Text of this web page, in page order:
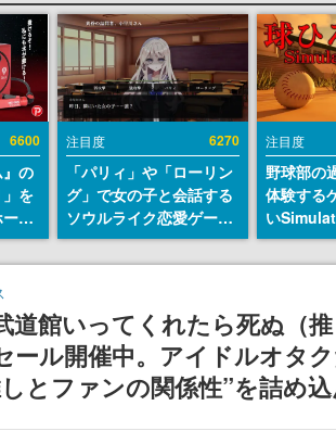
6600
』の
を
ス
体
ル
の
号な
注目度 6270
「パリィ」や「ローリン
グ」で女の子と会話する
ソウルライク恋愛ゲーム
『小早川さんはソウルラ
イク』無料公開。返事に
注目度
野球部の
体験する
い
のウィッ
とにチェ
ダム・カ
ェコのプ
称賛の声
道館いってくれたら死ぬ（
ール開催中。アイドルオタ
とファンの関係性”を詰め